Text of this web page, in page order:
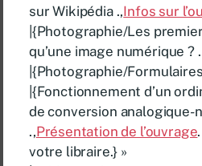
sur Wikipédia .,Infos sur
|{Photographie/Les
qu’une image numérique ?
|{Photographie/
|{Fonctionnement d’un
de conversion analogique-
.,Présentation de l’ouvrage
votre libraire.} »